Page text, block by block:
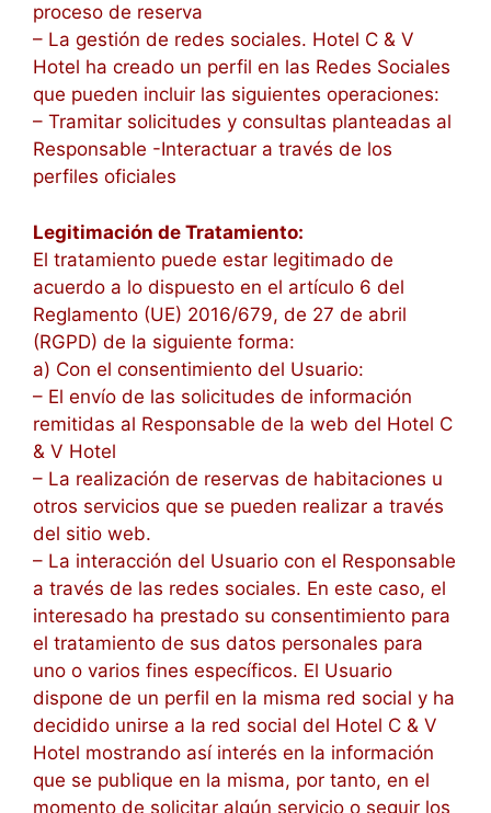
proceso de reserva
– La gestión de redes sociales. Hotel C & V
Hotel ha creado un perfil en las Redes Sociales
que pueden incluir las siguientes operaciones:
– Tramitar solicitudes y consultas planteadas al
Responsable -Interactuar a través de los
perfiles oficiales
Legitimación de Tratamiento:
El tratamiento puede estar legitimado de
acuerdo a lo dispuesto en el artículo 6 del
Reglamento (UE) 2016/679, de 27 de abril
(RGPD) de la siguiente forma:
a) Con el consentimiento del Usuario:
– El envío de las solicitudes de información
remitidas al Responsable de la web del Hotel C
& V Hotel
– La realización de reservas de habitaciones u
otros servicios que se pueden realizar a través
del sitio web.
– La interacción del Usuario con el Responsable
a través de las redes sociales. En este caso, el
interesado ha prestado su consentimiento para
el tratamiento de sus datos personales para
uno o varios fines específicos. El Usuario
dispone de un perfil en la misma red social y ha
decidido unirse a la red social del Hotel C & V
Hotel mostrando así interés en la información
que se publique en la misma, por tanto, en el
momento de solicitar algún servicio o seguir los